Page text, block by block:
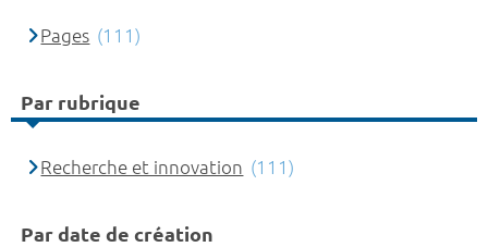
Pages (111)
Par rubrique
Recherche et innovation (111)
Par date de création